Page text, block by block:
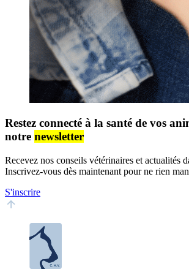
Restez connecté à la santé de vos
notre newsletter
Recevez nos conseils vétérinaires et actualités
Inscrivez-vous dès maintenant pour ne rien
S'inscrire